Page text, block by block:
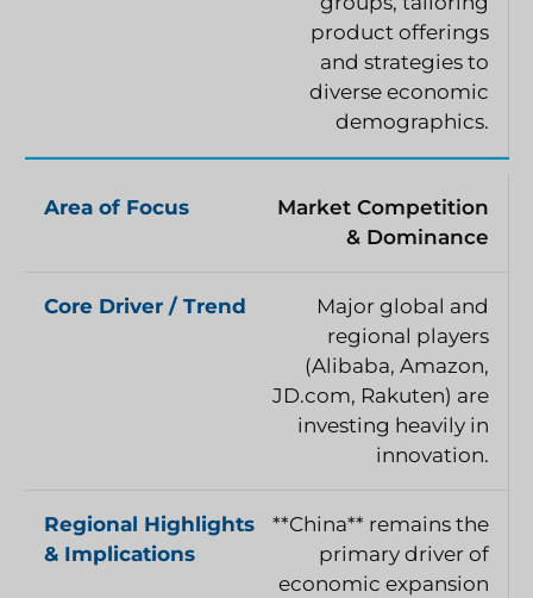
product offerings
and strategies to
diverse economic
demographics.
Market Competition
& Dominance
Major global and
regional players
(Alibaba, Amazon,
JD.com, Rakuten) are
investing heavily in
innovation.
**China** remains the
primary driver of
economic expansion